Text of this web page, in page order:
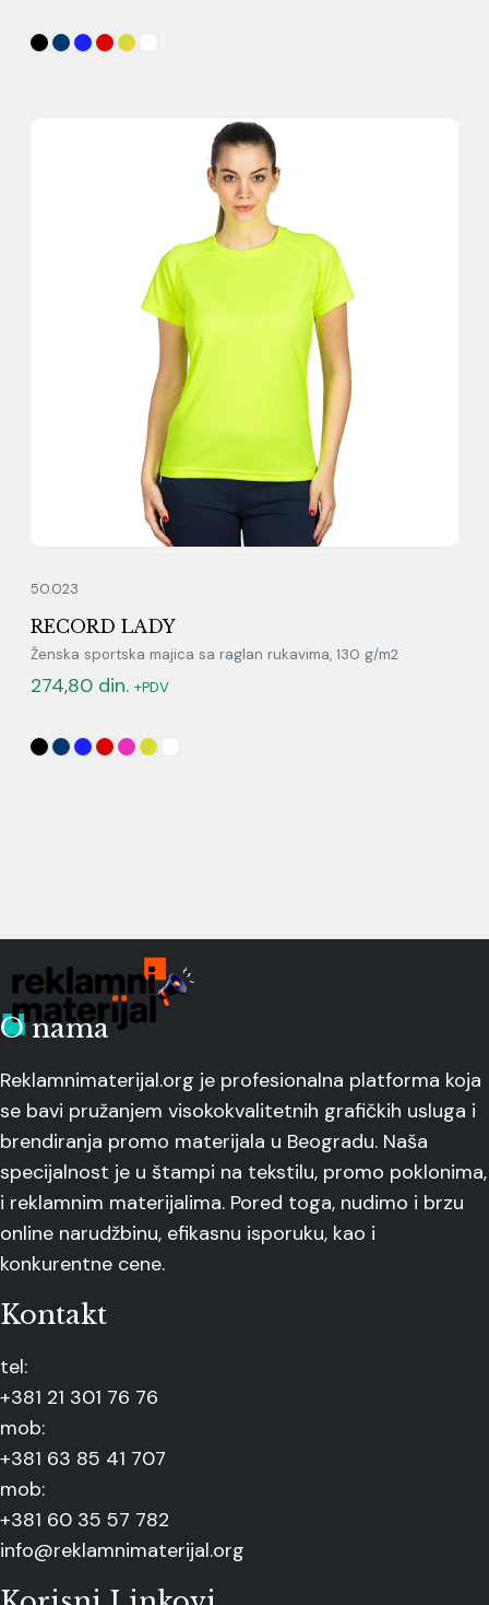
50.023
RECORD LADY
Ženska sportska majica sa raglan rukavima, 130 g/m2
274,80 din. +PDV
O nama
Reklamnimaterijal.org je profesionalna platforma koja
se bavi pružanjem visokokvalitetnih grafičkih usluga i
brendiranja promo materijala u Beogradu. Naša
specijalnost je u štampi na tekstilu, promo poklonima,
i reklamnim materijalima. Pored toga, nudimo i brzu
online narudžbinu, efikasnu isporuku, kao i
konkurentne cene.
Kontakt
tel:
+381 21 301 76 76
mob:
+381 63 85 41 707
mob:
+381 60 35 57 782
info@reklamnimaterijal.org